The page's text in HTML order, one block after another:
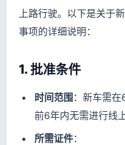
上路行驶。以下是关于
事项的详细说明：
1. 批准条件
时间范围 ：新车需
前6年内无需进行线
所需证件：